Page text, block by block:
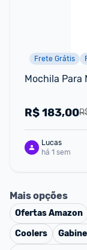
Frete Grátis
Mochila Para
R$183,00
Lucas
há 1 sem
Mais opções
OfertasAmazon
Coolers